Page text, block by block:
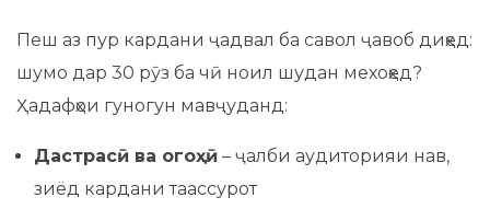
Пеш аз пур кардани ҷадвал ба савол ҷавоб диҳед:
шумо дар 30 рӯз ба чӣ ноил шудан мехоҳед?
Ҳадафҳои гуногун мавҷуданд:
Дастрасӣ ва огоҳӣ – ҷалби аудиторияи нав,
зиёд кардани таассурот